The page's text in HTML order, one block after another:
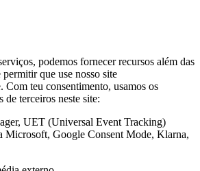
podemos fornecer recursos além das
permitir que use nosso site
Com teu consentimento, usamos os
de terceiros neste site:
UET (Universal Event Tracking)
Microsoft, Google Consent Mode, Klarna,